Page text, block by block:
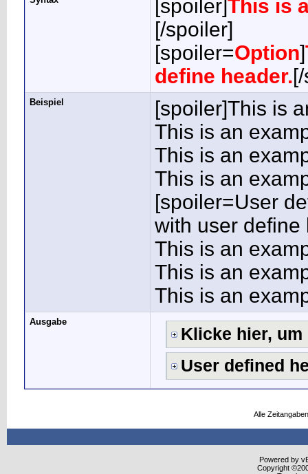
[spoiler]This is
[/spoiler]
[spoiler=Option]
define header.
Beispiel
[spoiler]This is
This is an
This is an
This is an
[spoiler=User
with user define
This is an
This is an
This is an
Ausgabe
Klicke hier, um
User defined
Alle
Powered by
Copyright